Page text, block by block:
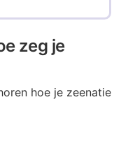
zeg je
hoe je zeenatie